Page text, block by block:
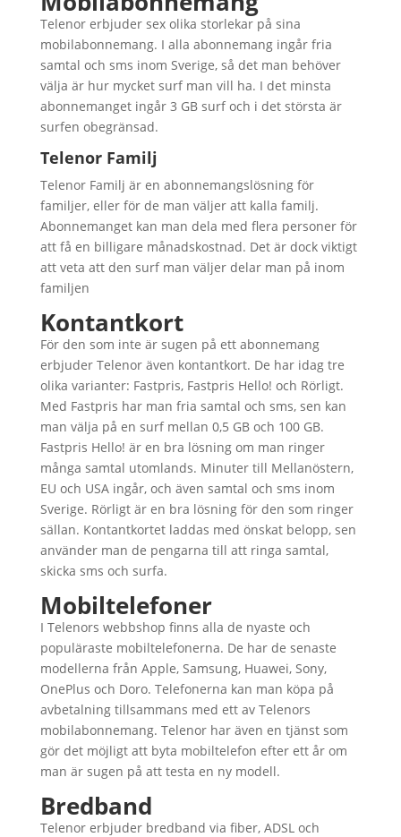
Telenor erbjuder sex olika storlekar på sina
mobilabonnemang. I alla abonnemang ingår fria
samtal och sms inom Sverige, så det man behöver
välja är hur mycket surf man vill ha. I det minsta
abonnemanget ingår 3 GB surf och i det största är
surfen obegränsad.
Telenor Familj
Telenor Familj är en abonnemangslösning för
familjer, eller för de man väljer att kalla familj.
Abonnemanget kan man dela med flera personer för
att få en billigare månadskostnad. Det är dock viktigt
att veta att den surf man väljer delar man på inom
familjen
Kontantkort
För den som inte är sugen på ett abonnemang
erbjuder Telenor även kontantkort. De har idag tre
olika varianter: Fastpris, Fastpris Hello! och Rörligt.
Med Fastpris har man fria samtal och sms, sen kan
man välja på en surf mellan 0,5 GB och 100 GB.
Fastpris Hello! är en bra lösning om man ringer
många samtal utomlands. Minuter till Mellanöstern,
EU och USA ingår, och även samtal och sms inom
Sverige. Rörligt är en bra lösning för den som ringer
sällan. Kontantkortet laddas med önskat belopp, sen
använder man de pengarna till att ringa samtal,
skicka sms och surfa.
Mobiltelefoner
I Telenors webbshop finns alla de nyaste och
populäraste mobiltelefonerna. De har de senaste
modellerna från Apple, Samsung, Huawei, Sony,
OnePlus och Doro. Telefonerna kan man köpa på
avbetalning tillsammans med ett av Telenors
mobilabonnemang. Telenor har även en tjänst som
gör det möjligt att byta mobiltelefon efter ett år om
man är sugen på att testa en ny modell.
Bredband
Telenor erbjuder bredband via fiber, ADSL och